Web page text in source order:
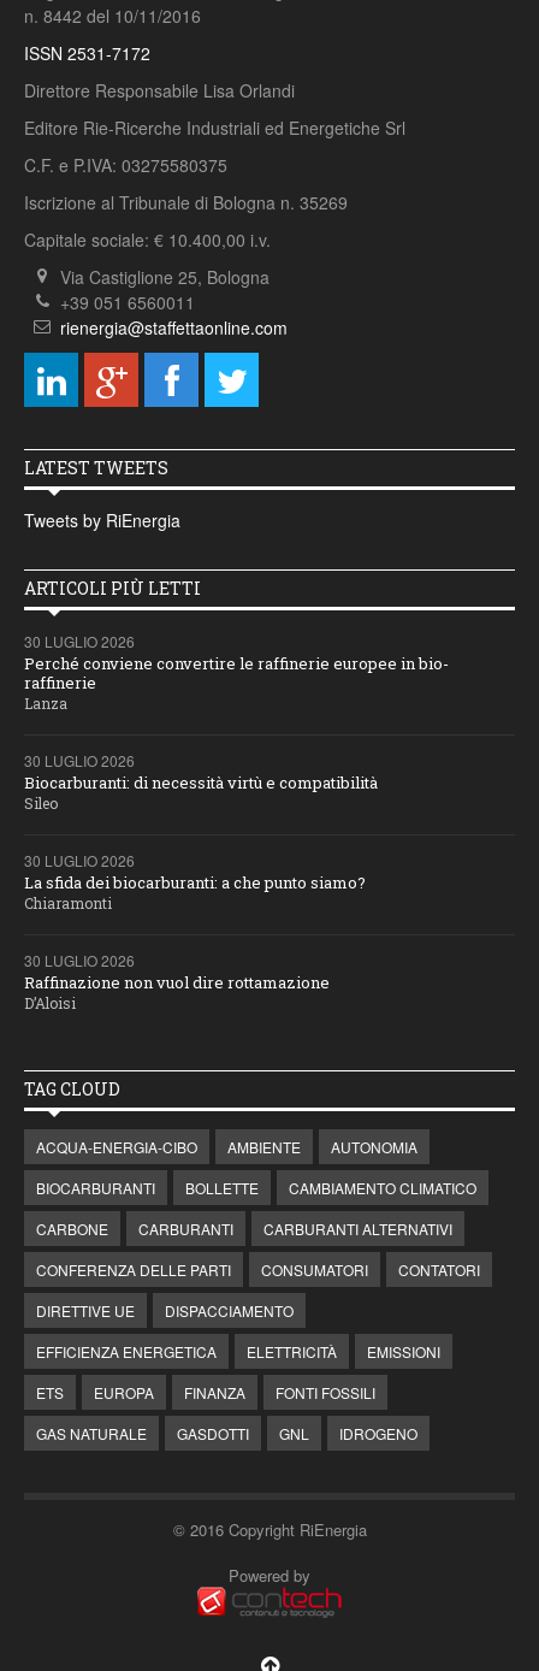
n. 8442 del 10/11/2016
ISSN 2531-7172
Direttore Responsabile Lisa Orlandi
Editore Rie-Ricerche Industriali ed Energetiche Srl
C.F. e P.IVA: 03275580375
Iscrizione al Tribunale di Bologna n. 35269
Capitale sociale: € 10.400,00 i.v.
Via Castiglione 25, Bologna
+39 051 6560011
rienergia@staffettaonline.com
LATEST TWEETS
Tweets by RiEnergia
ARTICOLI PIÙ LETTI
30 LUGLIO 2026
Perché conviene convertire le raffinerie europee in bio-
raffinerie
Lanza
30 LUGLIO 2026
Biocarburanti: di necessità virtù e compatibilità
Sileo
30 LUGLIO 2026
La sfida dei biocarburanti: a che punto siamo?
Chiaramonti
30 LUGLIO 2026
Raffinazione non vuol dire rottamazione
D’Aloisi
TAG CLOUD
ACQUA-ENERGIA-CIBO AMBIENTE
AUTONOMIA
BIOCARBURANTI
BOLLETTE
CAMBIAMENTO CLIMATICO
CARBONE
CARBURANTI
CARBURANTI ALTERNATIVI
CONFERENZA DELLE PARTI
CONSUMATORI
CONTATORI
DIRETTIVE UE
DISPACCIAMENTO
EFFICIENZA ENERGETICA
ELETTRICITÀ
EMISSIONI
ETS
EUROPA FINANZA
FONTI FOSSILI
GAS NATURALE
GASDOTTI GNL IDROGENO
© 2016 Copyright RiEnergia
Powered by